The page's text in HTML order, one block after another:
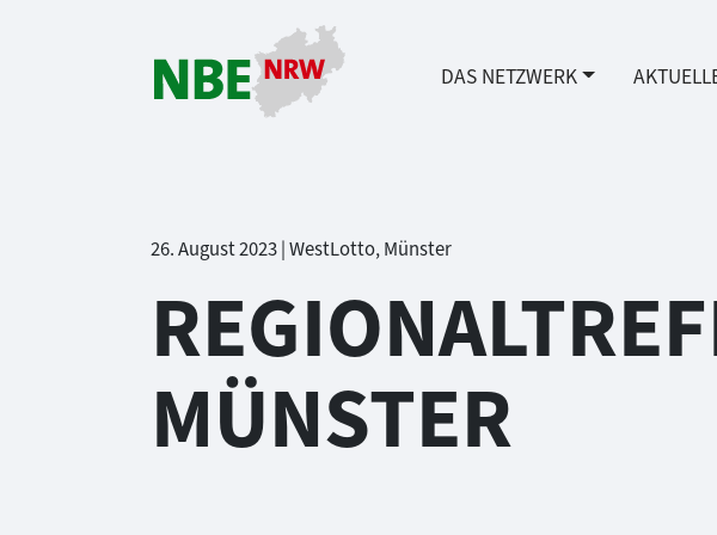
DAS NETZWERK
26. August 2023 | WestLotto, Münster
MÜNSTER